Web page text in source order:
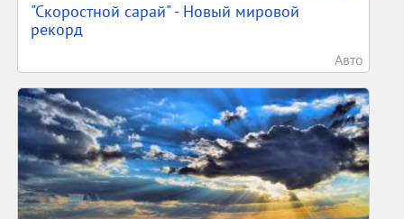
"Скоростной сарай" - Новый мировой
рекорд
Авто